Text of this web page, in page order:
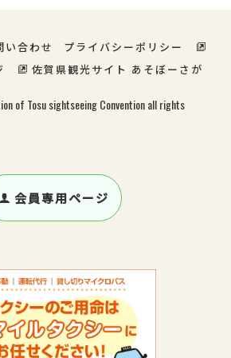
い合わせ
プライバシーポリシー
佐賀県観光サイト あそぼーさが
of Tosu sightseeing Convention all rights
会員専用ページ